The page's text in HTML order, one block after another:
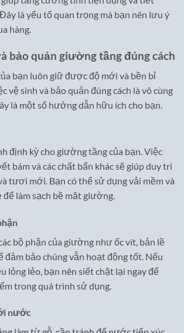
là yếu tố quan trọng mà bạn nên lưu ý
hàng.
bảo quản giường tầng đúng cách
bạn luôn giữ được độ mới và bền bỉ
vệ sinh và bảo quản đúng cách là vô cùng
là một số hướng dẫn hữu ích cho bạn.
định kỳ cho giường tầng của bạn. Việc
bám và các chất bẩn khác sẽ giúp duy trì
tươi mới. Bạn có thể sử dụng vải mềm và
làm sạch bề mặt giường.
bộ phận của giường như ốc vít, bản lề
đảm bảo chúng vẫn hoạt động tốt. Nếu
lỏng lẻo, bạn nên siết chặt lại ngay để
trong quá trình sử dụng.
nước